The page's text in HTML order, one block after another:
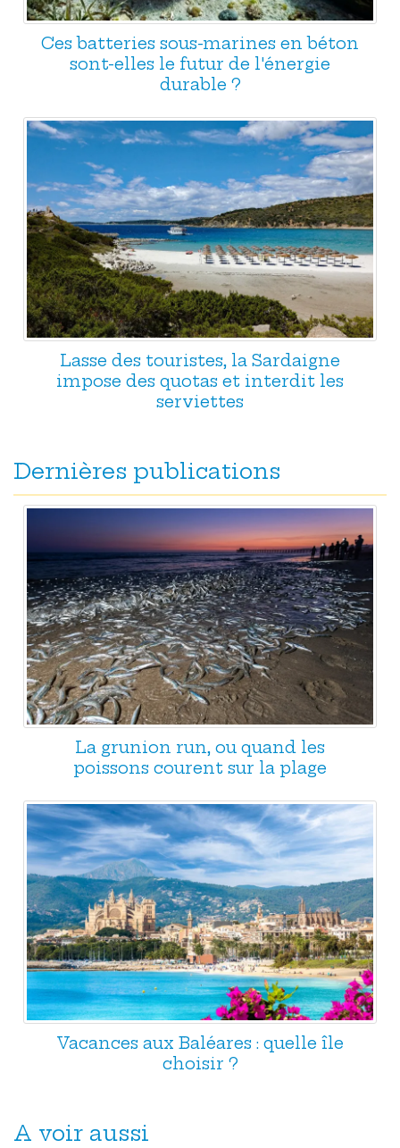
Ces batteries sous-marines en béton
sont-elles le futur de l'énergie
durable ?
Lasse des touristes, la Sardaigne
impose des quotas et interdit les
serviettes
Dernières publications
La grunion run, ou quand les
poissons courent sur la plage
Vacances aux Baléares : quelle île
choisir ?
A voir aussi